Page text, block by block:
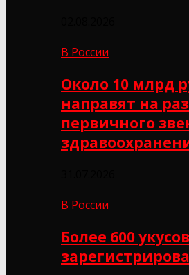
В России
Около 10 млрд
направят на
первичного
В России
Более 600